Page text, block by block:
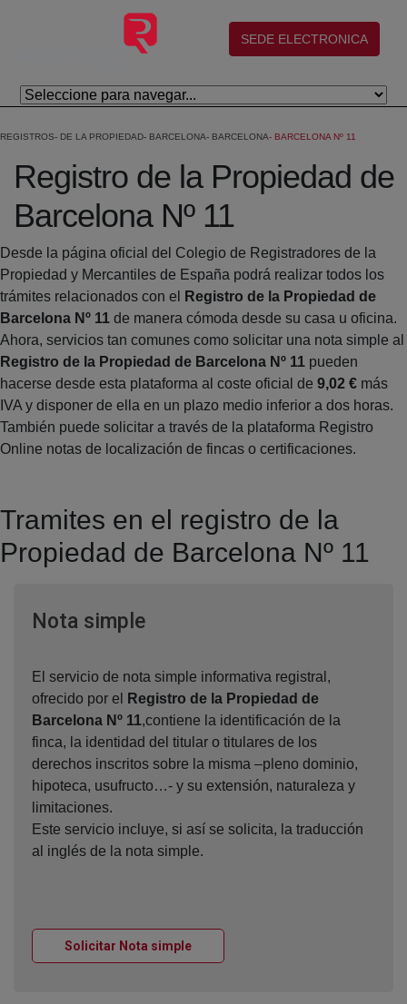
Saltar al contenido principal
(abre en nueva ventana)
SEDE ELECTRONICA
REGISTROS DE LA PROPIEDAD BARCELONA BARCELONA BARCELONA Nº 11
Registro de la Propiedad de
Barcelona Nº 11
Desde la página oficial del Colegio de Registradores de la
Propiedad y Mercantiles de España podrá realizar todos los
trámites relacionados con el
Registro de la Propiedad de
Barcelona Nº 11 de manera cómoda desde su casa u oficina.
Ahora, servicios tan comunes como solicitar una nota simple al
Registro de la Propiedad de Barcelona Nº 11 pueden
hacerse desde esta plataforma al coste oficial de 9,02 € más
IVA y disponer de ella en un plazo medio inferior a dos horas.
También puede solicitar a través de la plataforma Registro
Online notas de localización de fincas o certificaciones.
Tramites en el registro de la
Propiedad de Barcelona Nº 11
Nota simpleVentana nueva
El servicio de nota simple informativa registral,
ofrecido por el
Registro de la Propiedad de
Barcelona Nº 11,contiene la identificación de la
finca, la identidad del titular o titulares de los
derechos inscritos sobre la misma –pleno dominio,
hipoteca, usufructo…- y su extensión, naturaleza y
limitaciones.
Este servicio incluye, si así se solicita, la traducción
al inglés de la nota simple.
Solicitar Nota simpleVentana nueva